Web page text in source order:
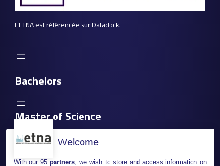
L’ETNA est référencée sur Datadock.
Bachelors
Master of Science
Welcome
With our 95partners , we wish to store and access information on